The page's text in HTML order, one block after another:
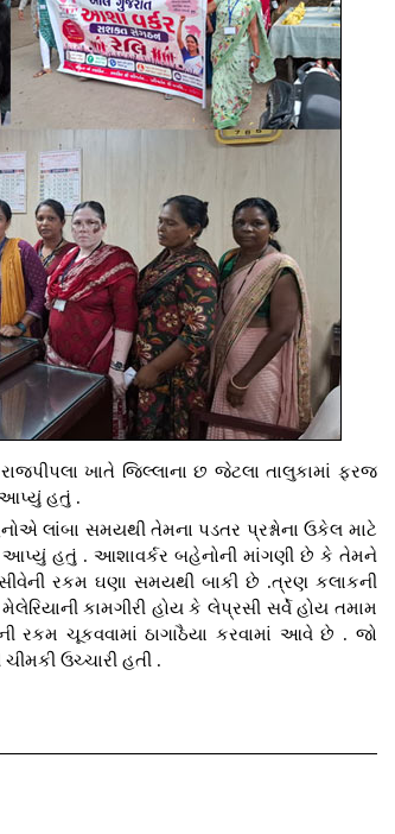
રાજપીપલા ખાતે જિલ્લાના છ જેટલા તાલુકામાં ફરજ
આપ્યું હતું .
લાંબા સમયથી તેમના પડતર પ્રશ્નોના ઉકેલ માટે
હતું . આશાવર્કર બહેનોની માંગણી છે કે તેમને
રકમ ઘણા સમયથી બાકી છે .ત્રણ કલાકની
કામગીરી હોય કે લેપ્રસી સર્વે હોય તમામ
રકમ ચૂકવવામાં ઠાગાઠૈયા કરવામાં આવે છે . જો
ઉચ્ચારી હતી .